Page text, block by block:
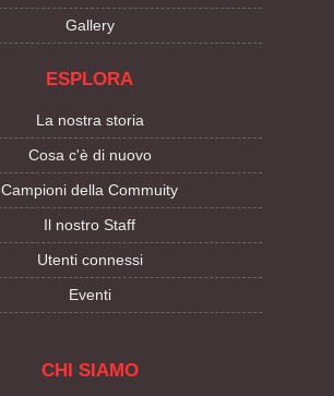
Gallery
ESPLORA
La nostra storia
Cosa c'è di nuovo
Campioni della Commuity
Il nostro Staff
Utenti connessi
Eventi
CHI SIAMO